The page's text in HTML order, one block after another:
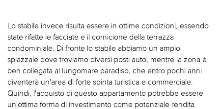
Lo stabile invece risulta essere in ottime condizioni, essendo
state rifatte le facciate e il cornicione della terrazza
condominiale. Di fronte lo stabile abbiamo un ampio
spiazzale dove troviamo diversi posti auto, mentre la zona è
ben collegata al lungomare paradiso, che entro pochi anni
diventerà un'area di forte spinta turistica e commerciale.
Quindi, l'acquisto di questo appartamento potrebbe essere
un'ottima forma di investimento come potenziale rendita